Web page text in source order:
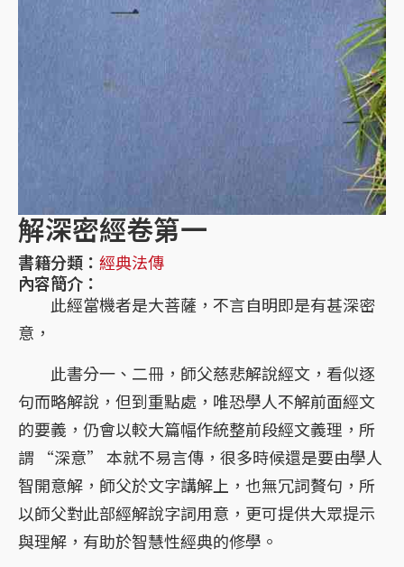
解深密經卷第一
書籍分類： 經典法傳
內容簡介：
此經當機者是大菩薩，不言自明即是有甚深密
意，
此書分一、二冊，師父慈悲解說經文，看似逐
句而略解說，但到重點處，唯恐學人不解前面經文
的要義，仍會以較大篇幅作統整前段經文義理，所
謂 “深意” 本就不易言傳，很多時候還是要由學人
智開意解，師父於文字講解上，也無冗詞贅句，所
以師父對此部經解說字詞用意，更可提供大眾提示
與理解，有助於智慧性經典的修學。